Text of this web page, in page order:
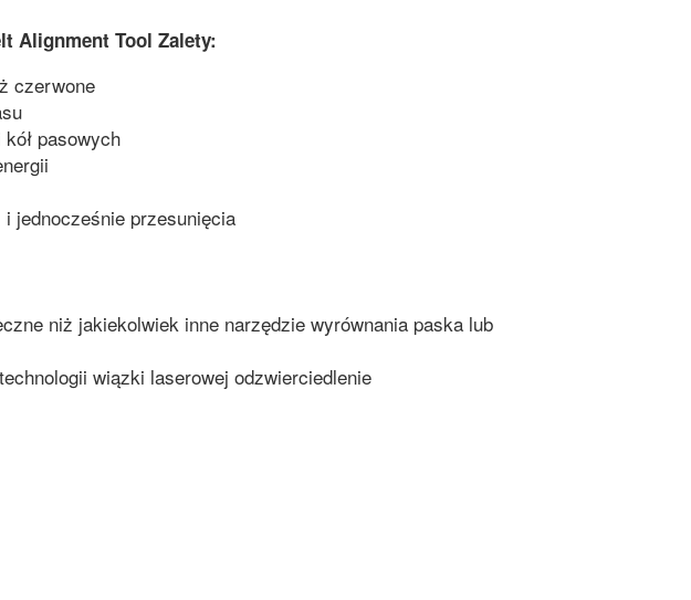
Alignment Tool Zalety:
czerwone
pasowych
jednocześnie przesunięcia
niż jakiekolwiek inne narzędzie wyrównania paska lub
wiązki laserowej odzwierciedlenie